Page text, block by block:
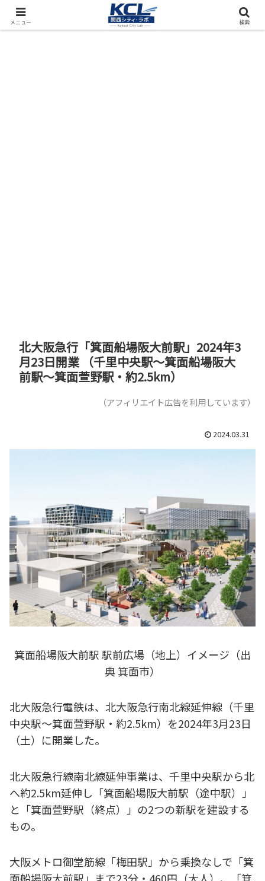
都市再開発をフィールド調査（累計アクセス数4000万PV）
北大阪急行「箕面船場阪大前駅」2024年3
月23日開業 （千里中央駅～箕面船場阪大
前駅～箕面萱野駅・約2.5km）
（アフィリエイト広告を利用しています）
2024.03.31
箕面船場阪大前駅 駅前広場（地上）イメージ（出
典 箕面市）
北大阪急行電鉄は、北大阪急行南北線延伸線（千里
中央駅～箕面萱野駅・約2.5km）を2024年3月23日
（土）に開業した。
北大阪急行線南北線延伸事業は、千里中央駅から北
へ約2.5km延伸し「箕面船場阪大前駅（途中駅）」
と「箕面萱野駅（終点）」の2つの新駅を建設する
もの。
大阪メトロ御堂筋線「梅田駅」から乗換なしで「箕
メニュー 検索